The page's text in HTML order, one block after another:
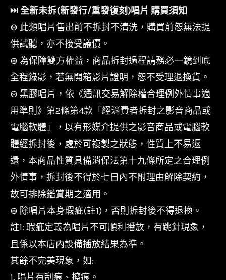
⏭︎ 全新未拆(新發行/重發復刻)唱片 購買須知
⊛ 此類唱片售出前不拆封不清洗，購買前恕無法提
供試聽，亦不接受議價。
⊛ 為保障雙方權益，商品拆封過程請務必一鏡到底
全程錄影，若無開箱影片證明，恕不受理退換貨。
⊛ 黑膠唱片，依《通訊交易解除權合理例外情事適
用準則》第2條第4款「經消費者拆封之影音商品或
電腦軟體」，以有形媒介提供之影音商品或電腦軟
體經拆封後，處於可複製之狀態，性質上不易返
還，本商品性質具備消保法第十九條所定之合理例
外情事，拆封後不得於七日內不附理由解除契約，
故可排除鑑賞期之適用。
⊛ 除唱片本身瑕疵(註1)，否則拆封後不得退換。
註1: 瑕疵定義為唱片不可順利播放，有跳針現象，
且係以本店內設備播放結果為準。
其餘不完美現象，如:
1. 唱片有刮痕、擦痕。